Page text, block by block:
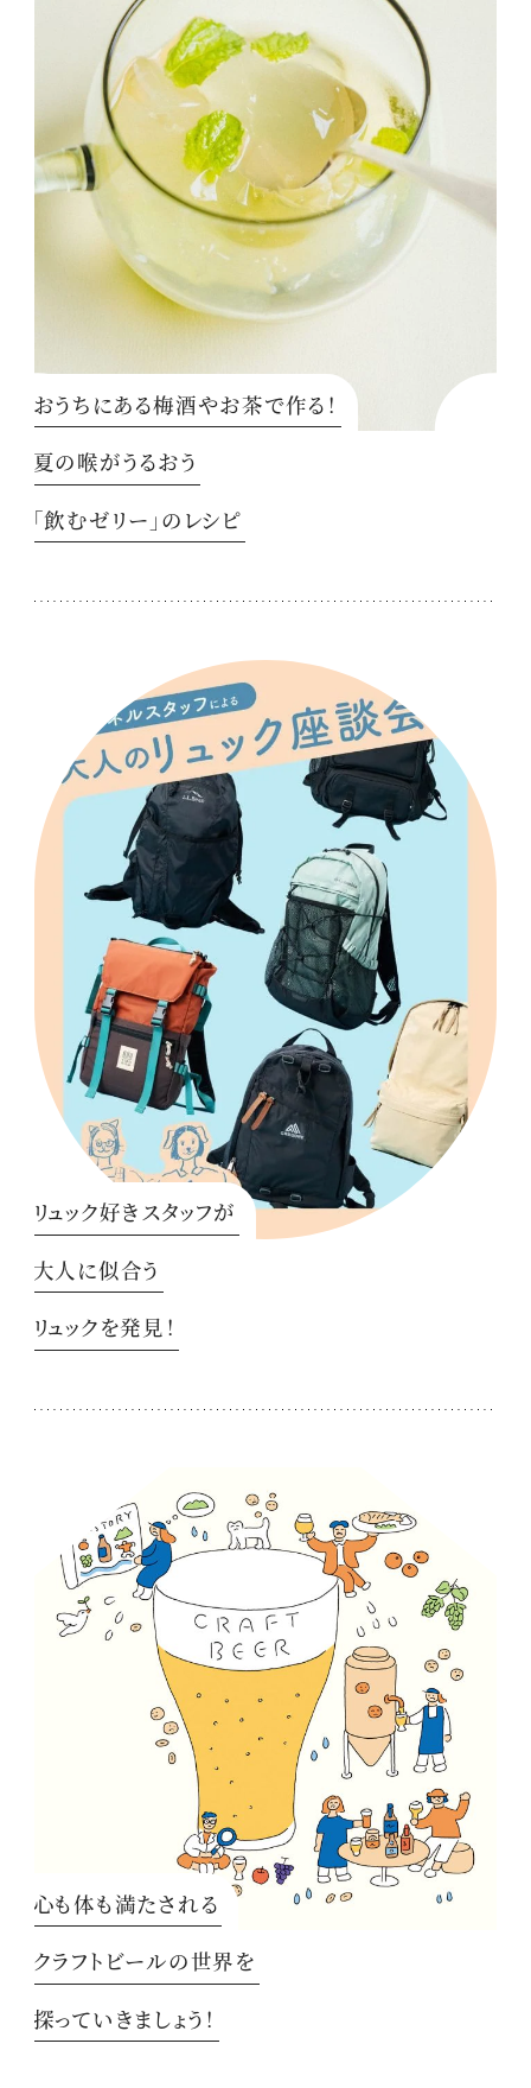
おうちにある梅酒やお茶で作る！
夏の喉がうるおう
「飲むゼリー」のレシピ
リュック好きスタッフが
大人に似合う
リュックを発見！
心も体も満たされる
クラフトビールの世界を
探っていきましょう！